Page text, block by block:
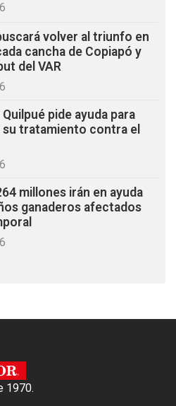
volver al triunfo en
cancha de Copiapó y
del VAR
pide ayuda para
tratamiento contra el
millones irán en ayuda
ganaderos afectados
1970.